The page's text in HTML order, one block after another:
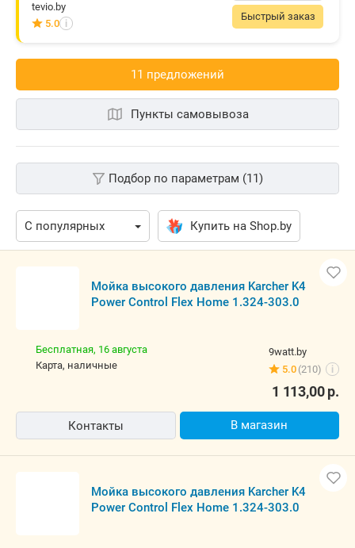
Быстрый заказ
tevio.by
5.0 i
11 предложений
Пункты самовывоза
Подбор по параметрам (11)
Купить на Shop.by
Мойка высокого давления Karcher K4
Power Control Flex Home 1.324-303.0
9watt.by
5.0 (210) i
Бесплатная, 16 августа
карта, наличные
1 113,00р.
Контакты В магазин
Мойка высокого давления Karcher K4
Power Control Flex Home 1.324-303.0